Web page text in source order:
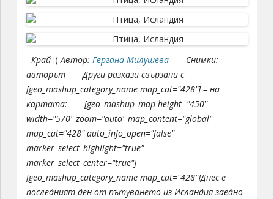
Край:)Автор: Гергана Милушева
Снимки:
авторът
Други разкази свързани с
[geo_mashup_category_name map_cat="428"] – на
картата:
[geo_mashup_map height="450"
width="570" zoom="auto" map_content="global"
map_cat="428" auto_info_open="false"
marker_select_highlight="true"
marker_select_center="true"]
[geo_mashup_category_name map_cat="428"]Днес е
последният ден от пътуването из Исландия заедно